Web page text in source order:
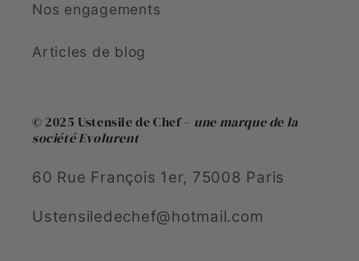
Nos engagements
Articles de blog
© 2025 Ustensile de Chef – une marque de la
société Evolurent
60 Rue François 1er, 75008 Paris
Ustensiledechef@hotmail.com